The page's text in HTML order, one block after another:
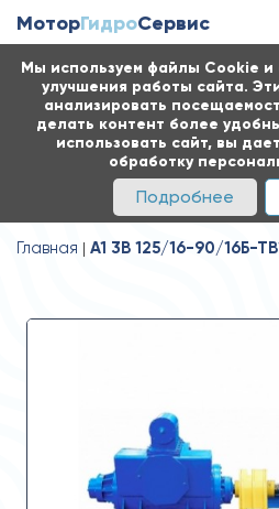
Мы используем файлы Cookie и
улучшения работы сайта.
анализировать
делать контент более
использовать сайт, вы
обработку
Подробнее
МоторГидроСервис
Главная А1 3В 125/16-90/16Б-